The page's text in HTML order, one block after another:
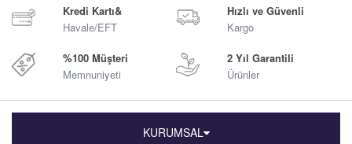
Kredi Kartı&
Havale/EFT
Hızlı ve Güvenli
Kargo
%100 Müşteri
Memnuniyeti
2 Yıl Garantili
Ürünler
KURUMSAL